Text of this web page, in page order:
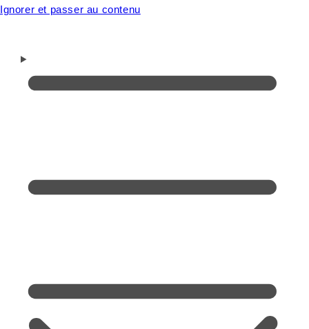
Ignorer et passer au contenu